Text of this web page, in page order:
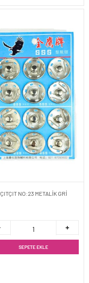
ÇITÇIT NO:23 METALİK GRİ
SEPETE EKLE